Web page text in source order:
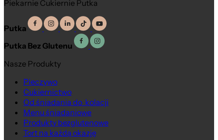
Piekarnie Cukiernie Putka
Putka
Putka Bez Glutenu
Nasze Produkty
Pieczywo
Cukiernictwo
Od śniadania do kolacji
Menu śniadaniowe
Produkty bezglutenowe
Tort na każdą okazję